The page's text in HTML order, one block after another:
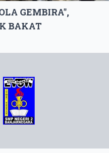
GEMBIRA",
BAKAT